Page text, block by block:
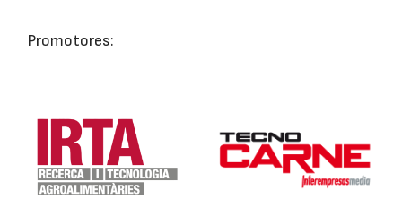
Promotores: